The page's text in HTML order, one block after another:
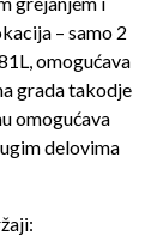
– samo 2
omogućava
grada takodje
omogućava
delovima